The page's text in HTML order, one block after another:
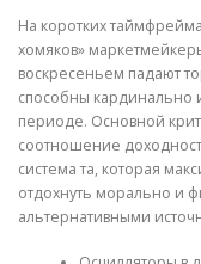
CONTACT
CORRECTIVE AND
На коротких
хомяков»
воскресеньем падают
способны кардинально
периоде. Основной
соотношение
система та, которая
отдохнуть морально и
альтернативными